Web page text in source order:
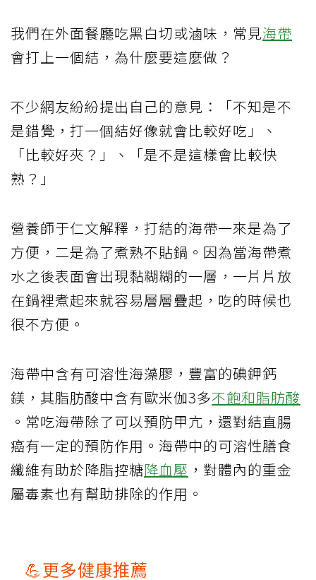
我們在外面餐廳吃黑白切或滷味，常見海帶
會打上一個結，為什麼要這麼做？
不少網友紛紛提出自己的意見：「不知是不
是錯覺，打一個結好像就會比較好吃」、
「比較好夾？」、「是不是這樣會比較快
熟？」
營養師于仁文解釋，打結的海帶一來是為了
方便，二是為了煮熟不貼鍋。因為當海帶煮
水之後表面會出現黏糊糊的一層，一片片放
在鍋裡煮起來就容易層層疊起，吃的時候也
很不方便。
海帶中含有可溶性海藻膠，豐富的碘鉀鈣
鎂，其脂肪酸中含有歐米伽3多不飽和脂肪酸
。常吃海帶除了可以預防甲亢，還對結直腸
癌有一定的預防作用。海帶中的可溶性膳食
纖維有助於降脂控糖降血壓 ，對體內的重金
屬毒素也有幫助排除的作用。
💪更多健康推薦